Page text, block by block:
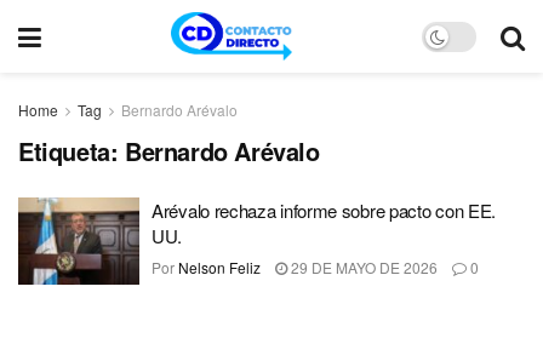
Home Tag Bernardo Arévalo
Etiqueta: Bernardo Arévalo
Arévalo rechaza informe sobre pacto con EE.
UU.
Por Nelson Feliz 29 DE MAYO DE 2026 0